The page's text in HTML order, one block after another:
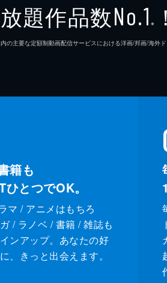
題作品数No.1 ※
の主要な定額制動画配信サービスにおける洋画/邦画/海外
籍も
ひとつでOK。
マ / アニメはもちろ
/ ラノベ / 書籍 / 雑誌も
ンアップ。あなたの好
、きっと出会えます。